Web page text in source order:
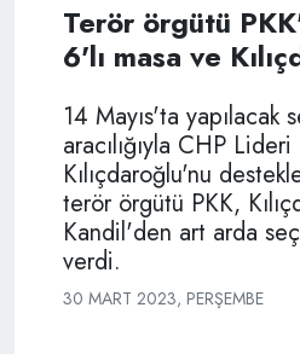
Terör örgütü
6'lı masa ve
14 Mayıs'ta yapılacak
aracılığıyla CHP
Kılıçdaroğlu'nu
terör örgütü PKK,
Kandil'den art arda
verdi.
30 MART 2023, PERŞEMBE